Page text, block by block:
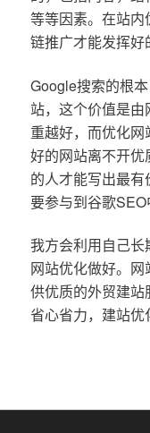
等等因素。在站
链推广才能发挥好
Google搜索的根
站，这个价值是
重越好，而优化网
好的网站离不开
的人才能写出最
要参与到谷歌SEO
我方会利用自己
网站优化做好。
供优质的外贸建
省心省力，建站优